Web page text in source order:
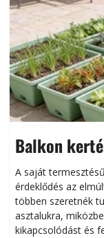
Balkon
A saját
érdeklődés az
többen szeretnék
asztalukra,
kikapcsolódást és